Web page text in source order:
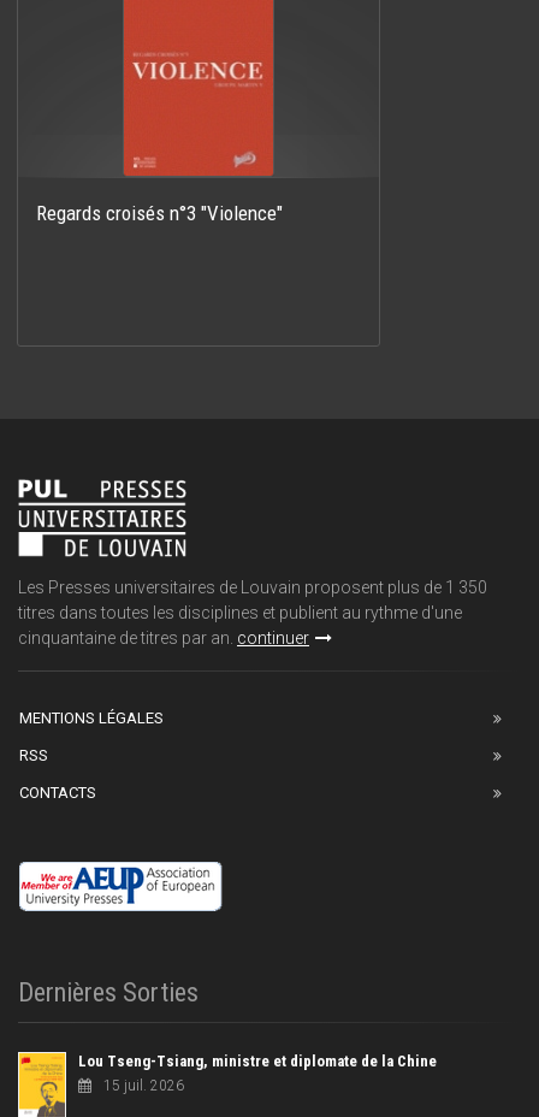
Regards croisés n°3 "Violence"
Les Presses universitaires de Louvain proposent plus de 1 350
titres dans toutes les disciplines et publient au rythme d'une
cinquantaine de titres par an. continuer
MENTIONS LÉGALES
RSS
CONTACTS
Dernières Sorties
Lou Tseng-Tsiang, ministre et diplomate de la Chine
15 juil. 2026